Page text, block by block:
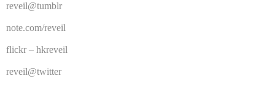
reveil@tumblr
note.com/reveil
flickr – hkreveil
reveil@twitter